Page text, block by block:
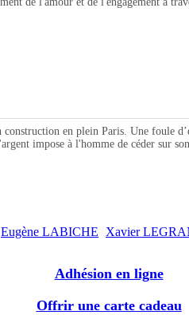
en plein Paris. Une foule
impose à l'homme de céder sur
Eugène LABICHE Xavier
Adhésion en ligne
Offrir une carte cadeau